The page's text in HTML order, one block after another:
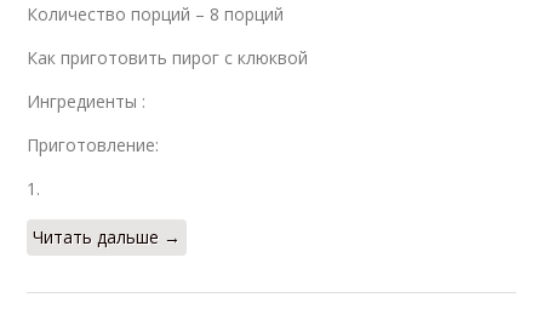
Количество порций – 8 порций
Как приготовить пирог с клюквой
Ингредиенты :
Приготовление:
1.
Читать дальше →